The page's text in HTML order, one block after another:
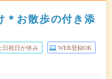
＊お散歩の付き添
日祝日が休み WEB登録OK